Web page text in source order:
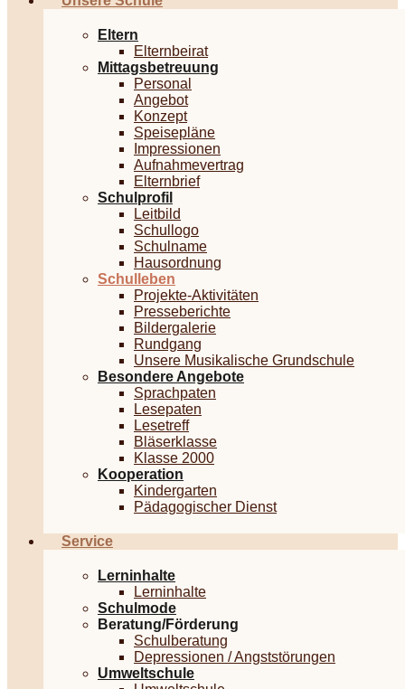
Eltern
Elternbeirat
Mittagsbetreuung
Personal
Angebot
Konzept
Speisepläne
Impressionen
Aufnahmevertrag
Elternbrief
Schulprofil
Leitbild
Schullogo
Schulname
Hausordnung
Schulleben
Projekte-Aktivitäten
Presseberichte
Bildergalerie
Rundgang
Unsere Musikalische Grundschule
Besondere Angebote
Sprachpaten
Lesepaten
Lesetreff
Bläserklasse
Klasse 2000
Kooperation
Kindergarten
Pädagogischer Dienst
Service
Lerninhalte
Lerninhalte
Schulmode
Beratung/Förderung
Schulberatung
Depressionen / Angststörungen
Umweltschule